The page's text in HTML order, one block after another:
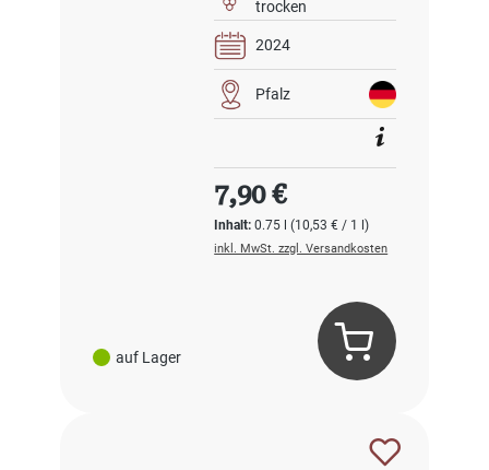
auf Lager
trocken
2024
Pfalz
Inhalt:0.75 l(10,53 € / 1 l)
Regulärer Preis:
7,90 €
inkl. MwSt. zzgl. Versandkosten